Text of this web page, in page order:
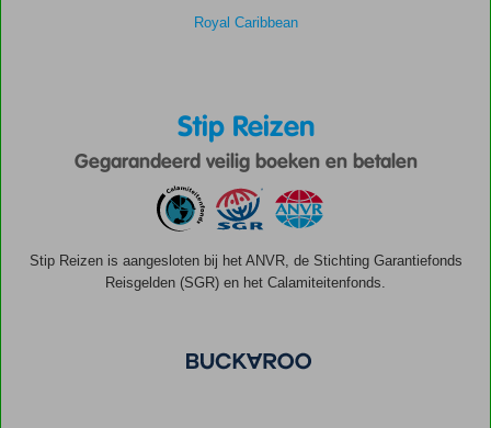
Royal Caribbean
Stip Reizen
Gegarandeerd veilig boeken en betalen
Stip Reizen is aangesloten bij het ANVR, de Stichting Garantiefonds
Reisgelden (SGR) en het Calamiteitenfonds.